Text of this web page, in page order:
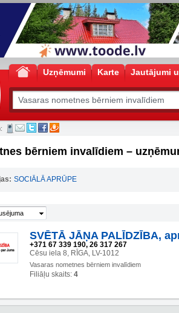
Uzņēmumi Karte Jautājumi
bērniem invalīdiem –
SOCIĀLĀ APRŪPE
SVĒTĀ JĀŅA PALĪDZĪBA,
+371 67 339 190, 26 317 267
Cēsu iela 8, RĪGA, LV-1012
Vasaras nometnes bērniem invalīdiem
Filiāļu skaits: 4